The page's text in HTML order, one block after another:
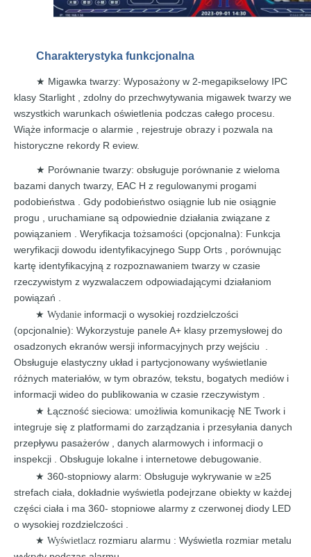
Charakterystyka funkcjonalna
★ Migawka twarzy: Wyposażony w 2-megapikselowy IPC
klasy Starlight
, zdolny do przechwytywania migawek twarzy we
wszystkich warunkach oświetlenia podczas całego procesu.
Wiąże informacje o alarmie , rejestruje obrazy i pozwala na
historyczne rekordy R eview.
★ Porównanie twarzy: obsługuje porównanie z wieloma
bazami danych twarzy, EAC H z regulowanymi progami
podobieństwa
Gdy podobieństwo osiągnie lub nie osiągnie
progu
uruchamiane są odpowiednie działania związane z
powiązaniem
Weryfikacja tożsamości (opcjonalna): Funkcja
weryfikacji dowodu identyfikacyjnego Supp Orts , porównując
kartę identyfikacyjną z rozpoznawaniem twarzy w czasie
rzeczywistym z wyzwalaczem odpowiadającymi działaniom
powiązań
★ Wydanie informacji o wysokiej rozdzielczości
(opcjonalnie): Wykorzystuje panele A+ klasy przemysłowej do
osadzonych ekranów wersji informacyjnych przy wejściu
Obsługuje elastyczny układ i partycjonowany wyświetlanie
różnych materiałów, w tym obrazów, tekstu, bogatych mediów i
informacji wideo do publikowania w czasie rzeczywistym
★ Łączność sieciowa: umożliwia komunikację NE Twork i
integruje się z platformami do zarządzania i przesyłania danych
przepływu pasażerów
, danych alarmowych i informacji o
inspekcji
Obsługuje lokalne i internetowe debugowanie.
★ 360-stopniowy alarm: Obsługuje wykrywanie w ≥25
strefach ciała, dokładnie wyświetla podejrzane obiekty w każdej
części ciała i ma 360- stopniowe alarmy z czerwonej diody LED
o wysokiej rozdzielczości .
★ Wyświetlacz rozmiaru alarmu : Wyświetla rozmiar metalu